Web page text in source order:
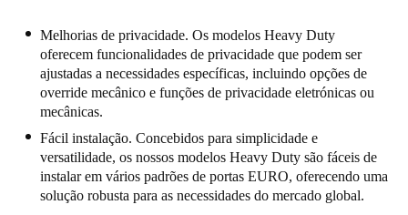
Melhorias de privacidade. Os modelos Heavy Duty
oferecem funcionalidades de privacidade que podem ser
ajustadas a necessidades específicas, incluindo opções de
override mecânico e funções de privacidade eletrónicas ou
mecânicas.
Fácil instalação. Concebidos para simplicidade e
versatilidade, os nossos modelos Heavy Duty são fáceis de
instalar em vários padrões de portas EURO, oferecendo uma
solução robusta para as necessidades do mercado global.